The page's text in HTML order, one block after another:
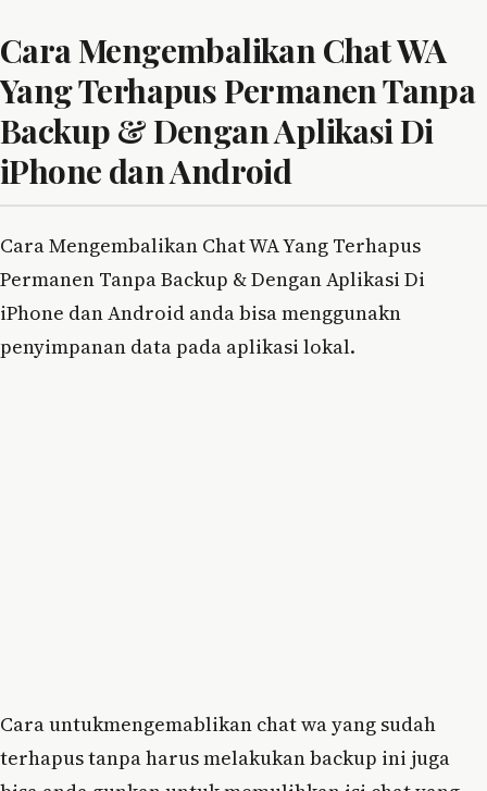
Cara Mengembalikan Chat WA
Yang Terhapus Permanen Tanpa
Backup & Dengan Aplikasi Di
iPhone dan Android
Cara Mengembalikan Chat WA Yang Terhapus
Permanen Tanpa Backup & Dengan Aplikasi Di
iPhone dan Android anda bisa menggunakn
penyimpanan data pada aplikasi lokal.
Cara untukmengemablikan chat wa yang sudah
terhapus tanpa harus melakukan backup ini juga